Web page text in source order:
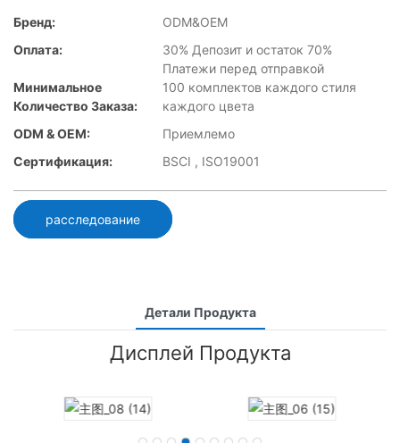
Бренд:
ODM&OEM
Оплата:
30% Депозит и остаток 70%
Платежи перед отправкой
Минимальное
Количество Заказа:
100 комплектов каждого стиля
каждого цвета
ODM & OEM:
Приемлемо
Сертификация:
BSCI , ISO19001
расследование
Детали Продукта
Дисплей Продукта